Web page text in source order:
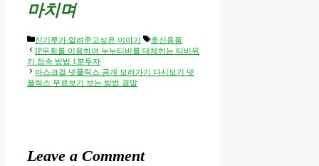
마치며
Categories
신기루가 알려주고싶은 이야기 Tags
호신용품
IP우회를 이용하여 누누티비를 대체하는 티비위
키 접속 방법 1분투자
마스크걸 넷플릭스 공개 보러가기 다시보기 넷
플릭스 무료보기 보는 방법 결말
Leave a Comment